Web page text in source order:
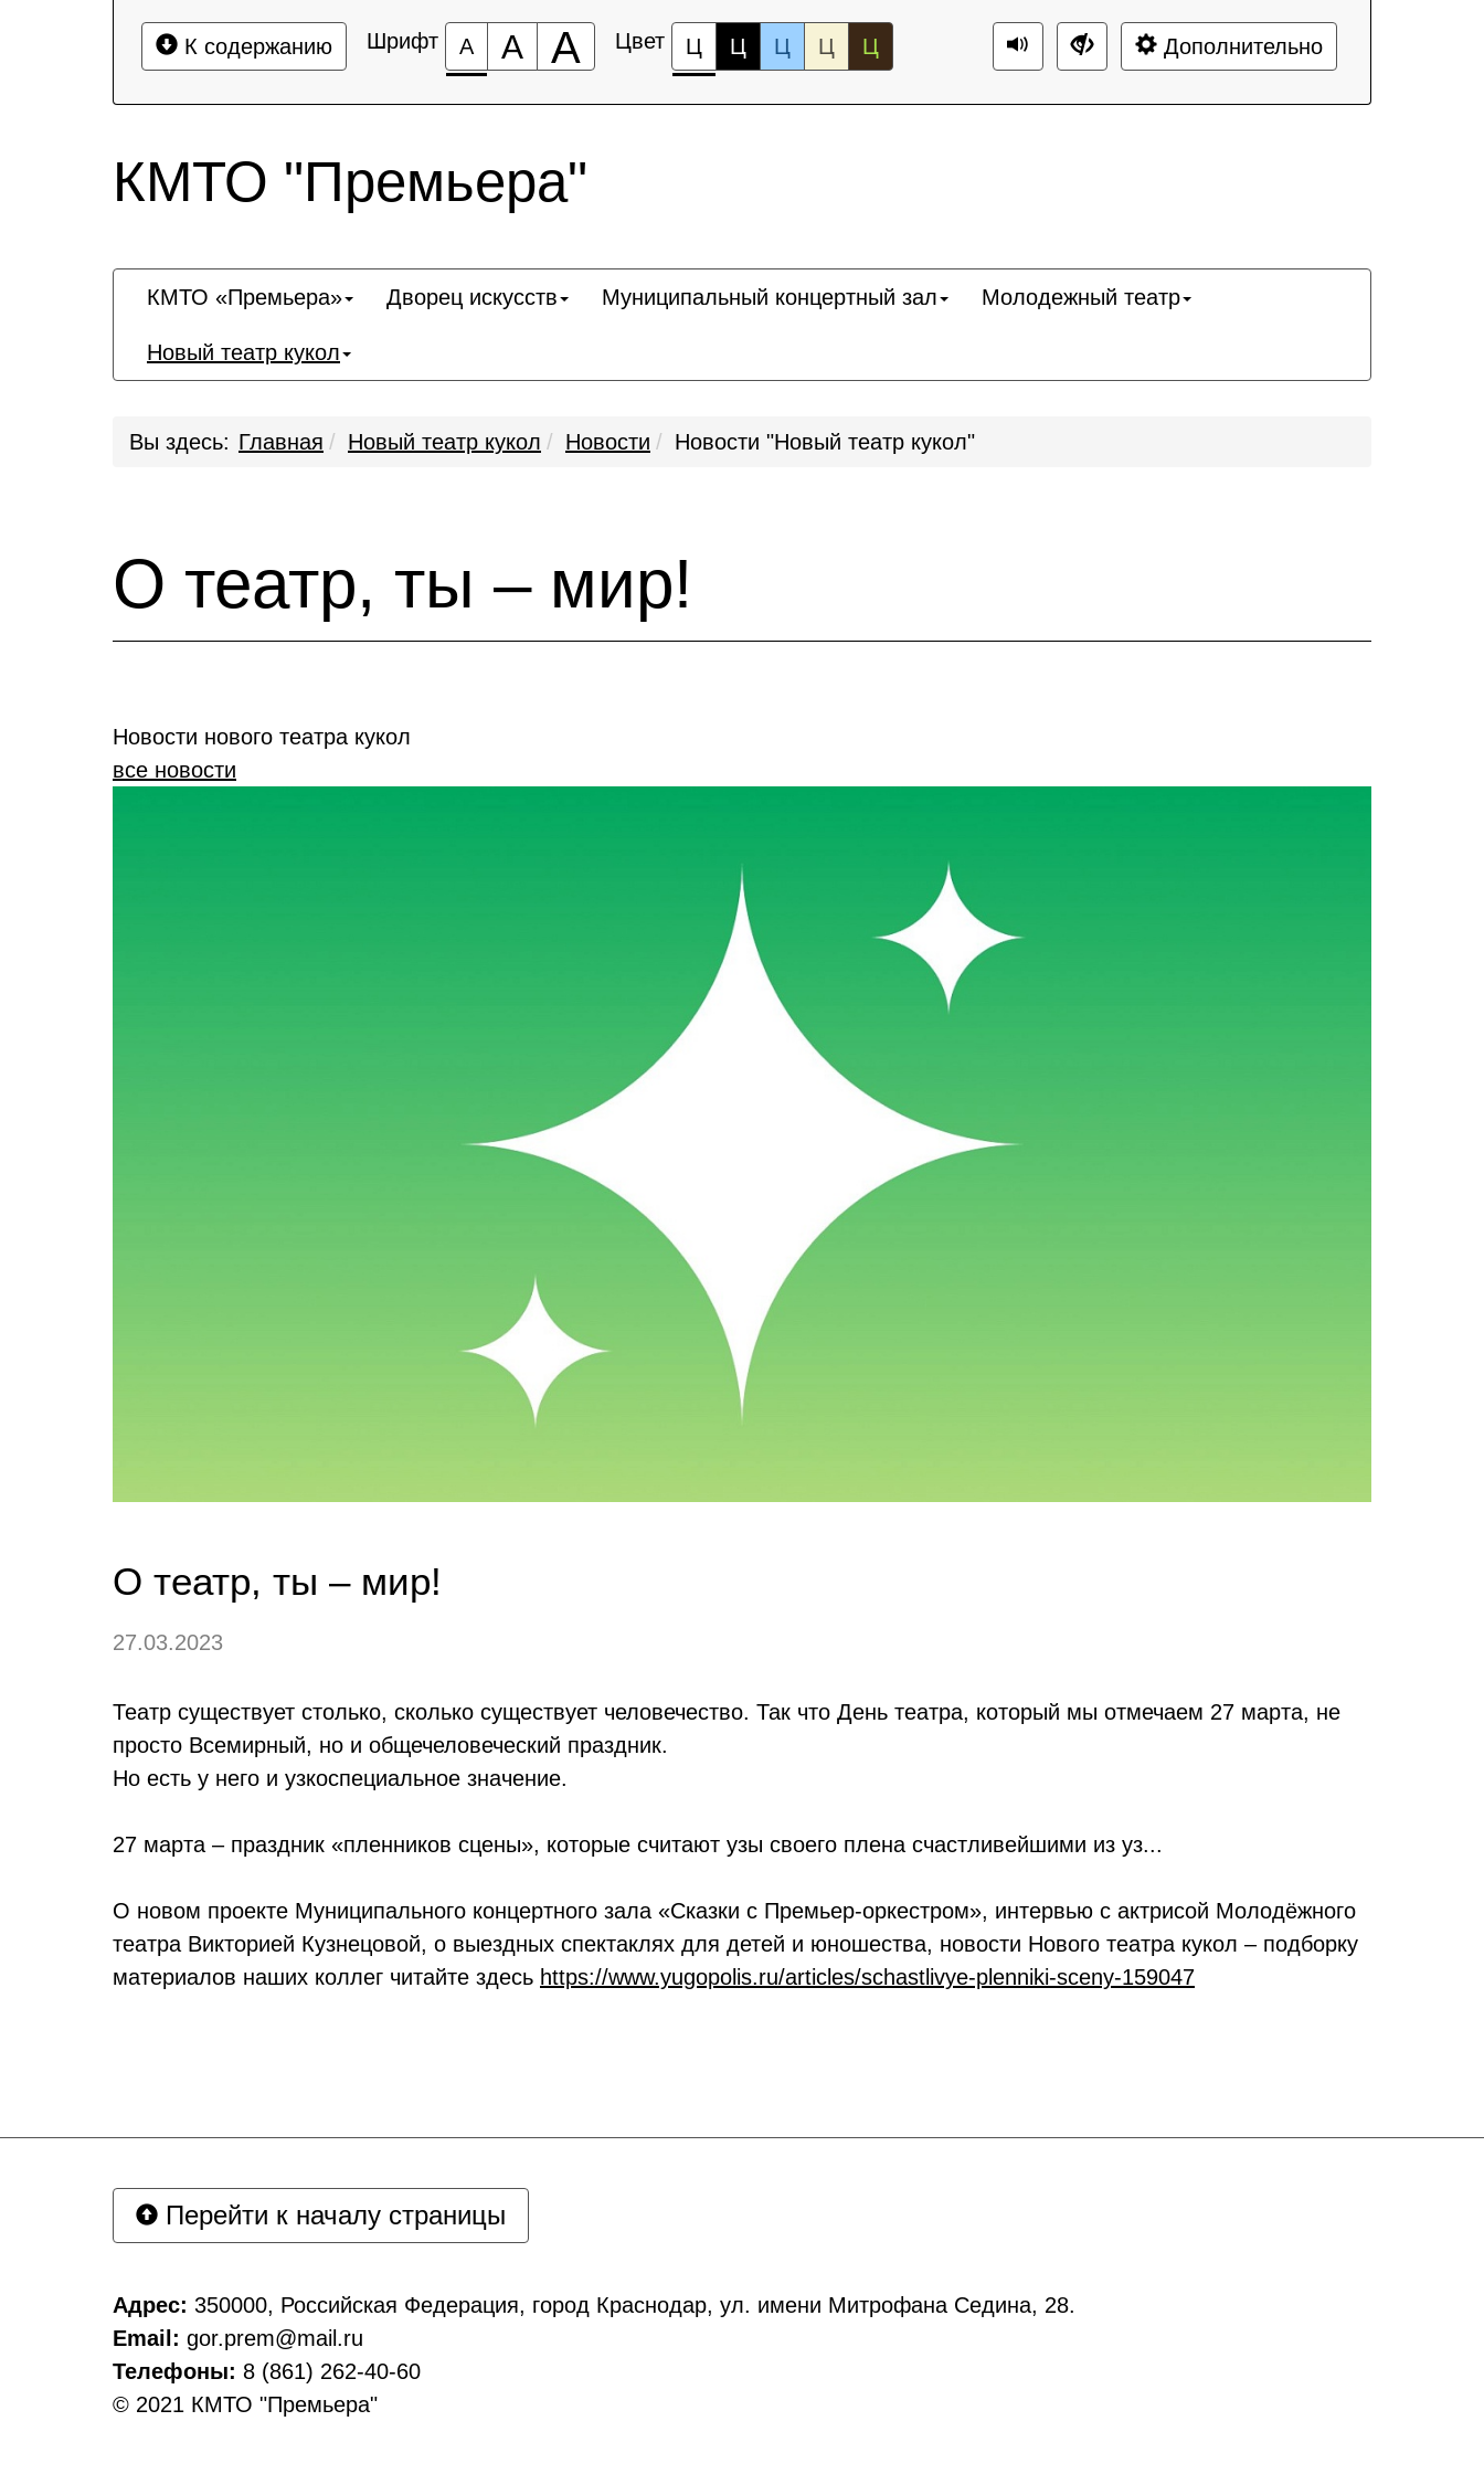
К содержанию Шрифт А А А Цвет Ц Ц Ц Ц Ц Дополнительно
КМТО "Премьера"
КМТО «Премьера» Дворец искусств Муниципальный концертный зал Молодежный театр
Новый театр кукол
Вы здесь: Главная Новый театр кукол Новости Новости "Новый театр кукол"
О театр, ты – мир!
Новости нового театра кукол
все новости
О театр, ты – мир!
27.03.2023
Театр существует столько, сколько существует человечество. Так что День театра, который мы отмечаем 27 марта, не
просто Всемирный, но и общечеловеческий праздник.
Но есть у него и узкоспециальное значение.
27 марта – праздник «пленников сцены», которые считают узы своего плена счастливейшими из уз...
О новом проекте Муниципального концертного зала «Сказки с Премьер-оркестром», интервью с актрисой Молодёжного
театра Викторией Кузнецовой, о выездных спектаклях для детей и юношества, новости Нового театра кукол – подборку
материалов наших коллег читайте здесь https://www.yugopolis.ru/articles/schastlivye-plenniki-sceny-159047
Перейти к началу страницы
Адрес: 350000, Российская Федерация, город Краснодар, ул. имени Митрофана Седина, 28.
Email: gor.prem@mail.ru
Телефоны: 8 (861) 262-40-60
© 2021 КМТО "Премьера"